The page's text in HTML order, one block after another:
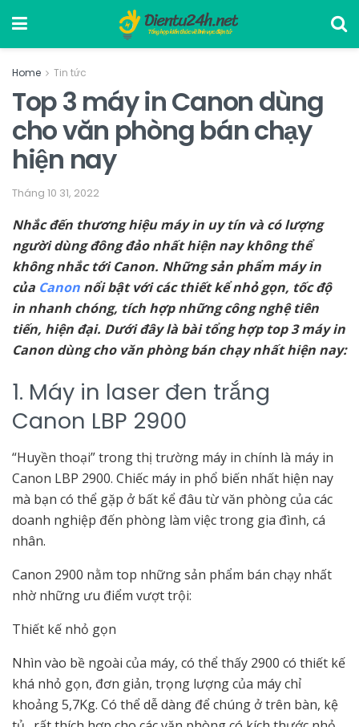
Home Tin tức
Top 3 máy in Canon dùng
cho văn phòng bán chạy
hiện nay
Tháng 10 31, 2022
Nhắc đến thương hiệu máy in uy tín và có lượng
người dùng đông đảo nhất hiện nay không thể
không nhắc tới Canon. Những sản phẩm máy in
của Canon nổi bật với các thiết kể nhỏ gọn, tốc độ
in nhanh chóng, tích hợp những công nghệ tiên
tiến, hiện đại. Dưới đây là bài tổng hợp top 3 máy in
Canon dùng cho văn phòng bán chạy nhất hiện nay:
1. Máy in laser đen trắng
Canon LBP 2900
“Huyền thoại” trong thị trường máy in chính là máy in
Canon LBP 2900. Chiếc máy in phổ biến nhất hiện nay
mà bạn có thể gặp ở bất kể đâu từ văn phòng của các
doanh nghiệp đến phòng làm việc trong gia đình, cá
nhân.
Canon 2900 nằm top những sản phẩm bán chạy nhất
nhờ những ưu điểm vượt trội:
Thiết kế nhỏ gọn
Nhìn vào bề ngoài của máy, có thể thấy 2900 có thiết kế
khá nhỏ gọn, đơn giản, trọng lượng của máy chỉ
khoảng 5,7Kg. Có thể dễ dàng để chúng ở trên bàn, kệ